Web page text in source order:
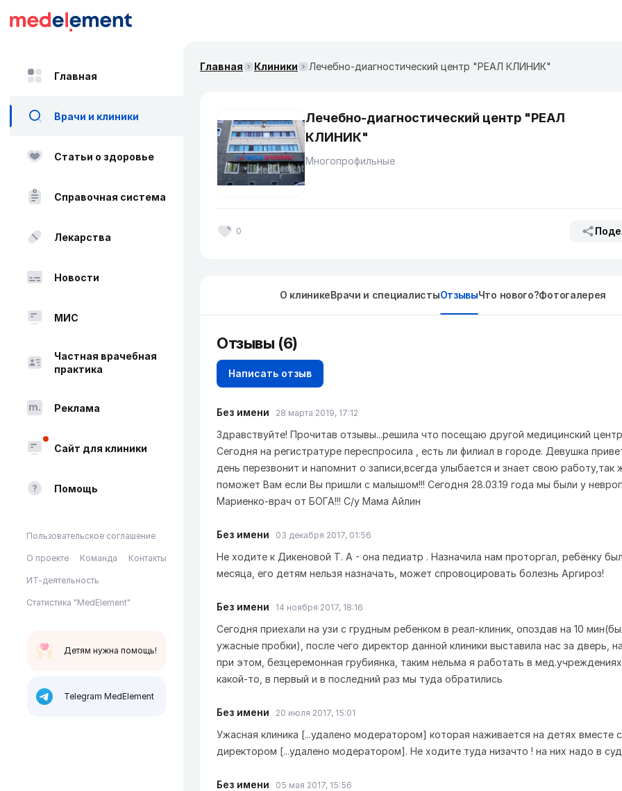
Главная
Врачи и клиники
Статьи о здоровье
Справочная система
Лекарства
Новости
МИС
Частная врачебная
практика
Реклама
Сайт для клиники
Помощь
Пользовательское соглашение
О проекте Команда Контакты
ИТ-деятельность
Статистика "MedElement"
Детям нужна помощь!
Telegram MedElement
Главная Клиники Лечебно-диагностический центр "РЕАЛ КЛИНИК"
Лечебно-диагностический центр "РЕАЛ
КЛИНИК"
Многопрофильные
0
О клиникеВрачи и специалистыОтзывыЧто нового?Фотогалерея
Отзывы (6)
Написать отзыв
Без имени 28 марта 2019, 17:12
Здравствуйте! Прочитав отзывы...решила что посещаю другой медицинский
Сегодня на регистратуре переспросила , есть ли филиал в городе. Девушка
день перезвонит и напомнит о записи,всегда улыбается и знает свою работу,так
поможет Вам если Вы пришли с малышом!!! Сегодня 28.03.19 года мы были у
Мариенко-врач от БОГА!!! С/у Мама Айлин
Без имени 03 декабря 2017, 01:56
Не ходите к Дикеновой Т. А - она педиатр . Назначила нам проторгал, ребёнку
месяца, его детям нельзя назначать, может спровоцировать болезнь Аргироз!
Без имени 14 ноября 2017, 18:16
Сегодня приехали на узи с грудным ребенком в реал-клиник, опоздав на 10
ужасные пробки), после чего директор данной клиники выставила нас за дверь,
при этом, безцеремонная грубиянка, таким нельма я работать в
какой-то, в первый и в последний раз мы туда обратились
Без имени 20 июля 2017, 15:01
Ужасная клиника [...удалено модератором] которая наживается на детях вместе с
директором [...удалено модератором]. Не ходите туда низачто ! на них надо в
Без имени 05 мая 2017, 15:56